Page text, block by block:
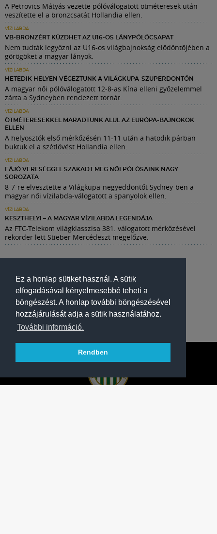
Ez a honlap sütiket használ. A sütik
elfogadásával kényelmesebbé teheti a
böngészést. A honlap további böngészésével
hozzájárulását adja a sütik használatához.
További információ.
Rendben
A Petrovics Mátyás vezette pólóválogatott ötméteresek után
veszítette el a bronzcsatát Hollandia ellen.
VÍZILABDA
VB-BRONZÉRT KÜZDHET AZ U16-OS LÁNYPÓLÓCSAPAT
Nem tudták legyőzni az U16-os világbajnokság elődöntőjében a
görögöket a magyar lányok.
VÍZILABDA
HETEDIK HELYEN VÉGEZTÜNK A VILÁGKUPA-SZUPERDÖNTŐN
A magyar női pólóválogatott 12-8-as Kína elleni győzelemmel
zárta a Sydneyben rendezett tornát.
VÍZILABDA
ÖTMÉTERESEKKEL MARADTUNK ALUL AZ EURÓPA-BAJNOKOK
ELLEN
A helyosztók első mérkőzésén 11-11 után a hatodik párban
buktuk el a szétlövést Hollandia ellen.
VÍZILABDA
FÁJÓ VERESÉGGEL SZAKADT MEG NŐI PÓLÓSAINK NAGY
SOROZATA
8-7-re elvesztette a Világkupa-negyeddöntőt Sydney-ben a
magyar női vízilabda-válogatott a spanyolok ellen.
VÍZILABDA
KESZTHELYI – A MAGYAR VÍZILABDA LEGENDÁJA
Az FTC-Telekom világklasszisa 381. válogatott mérkőzésével
rekorder lett Stieber Mercédeszt megelőzve.